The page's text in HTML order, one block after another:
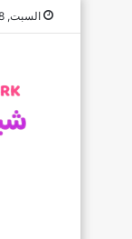
السبت, 8 أغسطس 2026